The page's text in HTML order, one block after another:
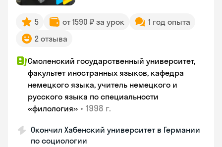
5 от 1590 ₽ за урок
1 год опыта
2 отзыва
Смоленский государственный университет,
факультет иностранных языков, кафедра
немецкого языка, учитель немецкого и
русского языка по специальности
«филология» • 1998 г.
Окончил Хабенский университет в Германии
по социологии